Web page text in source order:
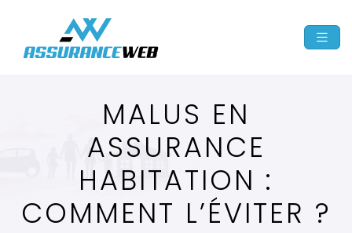
MALUS EN
ASSURANCE
HABITATION :
COMMENT L’ÉVITER ?